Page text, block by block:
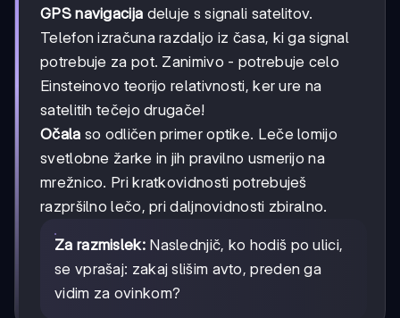
GPS navigacija deluje s signali satelitov.
Telefon izračuna razdaljo iz časa, ki ga signal
potrebuje za pot. Zanimivo - potrebuje celo
Einsteinovo teorijo relativnosti, ker ure na
satelitih tečejo drugače!
Očala so odličen primer optike. Leče lomijo
svetlobne žarke in jih pravilno usmerijo na
mrežnico. Pri kratkovidnosti potrebuješ
razpršilno lečo, pri daljnovidnosti zbiralno.
Za razmislek:Naslednjič, ko hodiš po ulici,
se vprašaj: zakaj slišim avto, preden ga
vidim za ovinkom?